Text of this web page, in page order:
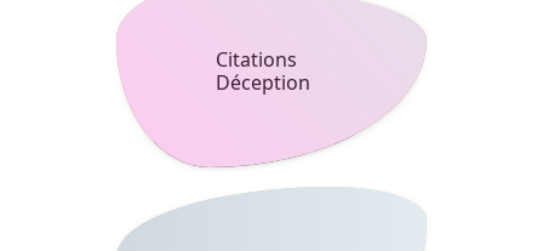
Citations
Déception